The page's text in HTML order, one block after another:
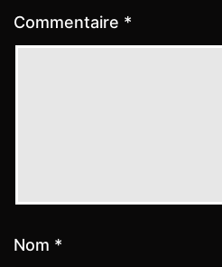
Commentaire *
Nom *